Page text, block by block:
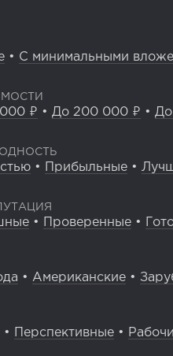
• С минимальными
₽ • До 200 000 ₽ •
• Прибыльные •
• Проверенные •
• Американские •
• Перспективные •